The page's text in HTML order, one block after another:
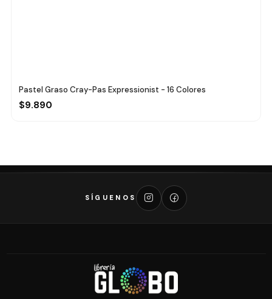
Pastel Graso Cray-Pas Expressionist - 16 Colores
$9.890
SÍGUENOS